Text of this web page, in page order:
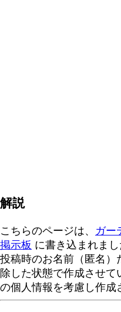
解説
こちらのページは、 ガー
掲示板 に書き込まれま
投稿時のお名前（匿名）
除した状態で作成させ
の個人情報を考慮し作成